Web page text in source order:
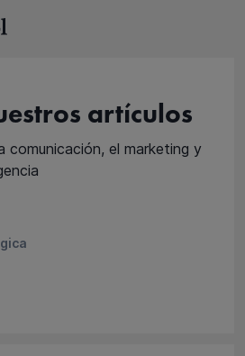
artículos
comunicación, el marketing y